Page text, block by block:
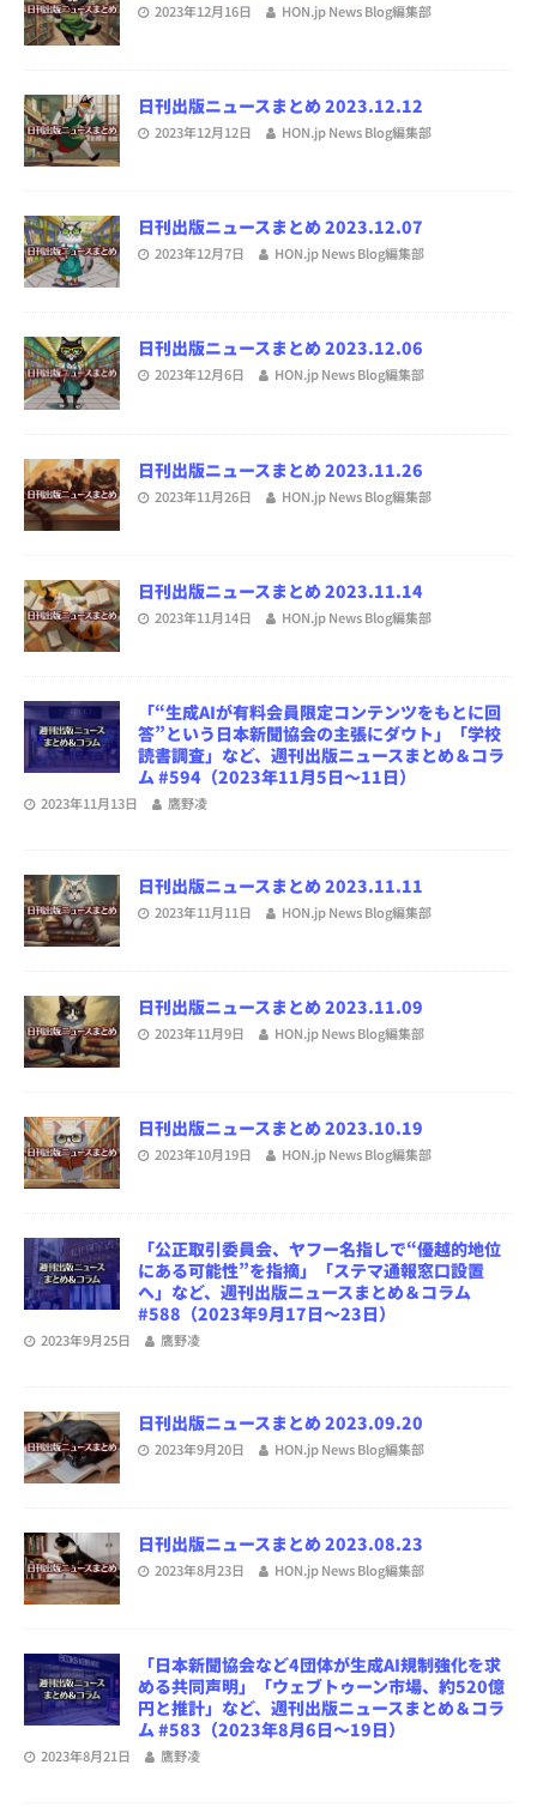
2023年12月16日 HON.jp News Blog編集部
日刊出版ニュースまとめ 2023.12.12
2023年12月12日 HON.jp News Blog編集部
日刊出版ニュースまとめ 2023.12.07
2023年12月7日 HON.jp News Blog編集部
日刊出版ニュースまとめ 2023.12.06
2023年12月6日 HON.jp News Blog編集部
日刊出版ニュースまとめ 2023.11.26
2023年11月26日 HON.jp News Blog編集部
日刊出版ニュースまとめ 2023.11.14
2023年11月14日 HON.jp News Blog編集部
「“生成AIが有料会員限定コンテンツをもとに回
答”という日本新聞協会の主張にダウト」「学校
読書調査」など、週刊出版ニュースまとめ＆コラ
ム #594（2023年11月5日～11日）
2023年11月13日 鷹野凌
日刊出版ニュースまとめ 2023.11.11
2023年11月11日 HON.jp News Blog編集部
日刊出版ニュースまとめ 2023.11.09
2023年11月9日 HON.jp News Blog編集部
日刊出版ニュースまとめ 2023.10.19
2023年10月19日 HON.jp News Blog編集部
「公正取引委員会、ヤフー名指しで“優越的地位
にある可能性”を指摘」「ステマ通報窓口設置
へ」など、週刊出版ニュースまとめ＆コラム
#588（2023年9月17日～23日）
2023年9月25日 鷹野凌
日刊出版ニュースまとめ 2023.09.20
2023年9月20日 HON.jp News Blog編集部
日刊出版ニュースまとめ 2023.08.23
2023年8月23日 HON.jp News Blog編集部
「日本新聞協会など4団体が生成AI規制強化を求
める共同声明」「ウェブトゥーン市場、約520億
円と推計」など、週刊出版ニュースまとめ＆コラ
ム #583（2023年8月6日～19日）
2023年8月21日 鷹野凌